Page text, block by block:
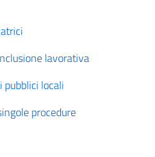
lavorativa
locali
procedure